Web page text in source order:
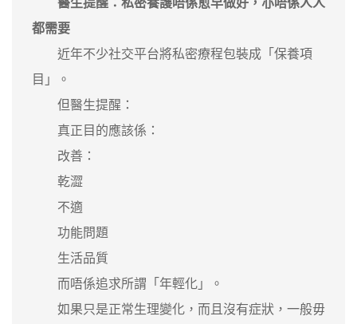
都需要
近年不少社交平台將私密療程包裝成「保養項
目」。
但醫生提醒：
真正目的應該係：
改善：
乾澀
不適
功能問題
生活品質
而唔係追求所謂「年輕化」。
如果只是正常生理變化，而且沒有症狀，一般毋